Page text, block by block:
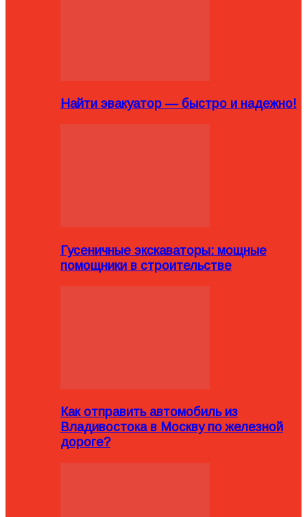
Найти эвакуатор — быстро и надежно!
Гусеничные экскаваторы: мощные
помощники в строительстве
Как отправить автомобиль из
Владивостока в Москву по железной
дороге?